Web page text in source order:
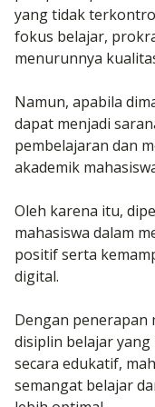
yang tidak
fokus belajar,
menurunnya
Namun, apabila
dapat menjadi
pembelajaran dan
akademik
Oleh karena itu,
mahasiswa dalam
positif serta
digital.
Dengan penerapan
disiplin belajar
secara edukatif,
semangat belajar